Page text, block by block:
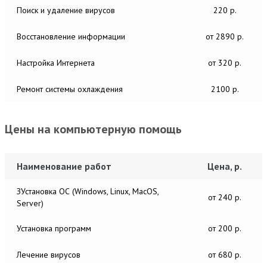
Поиск и удаление вирусов 220 р.
Восстановление информации от 2890 р.
Настройка Интернета от 320 р.
Ремонт системы охлаждения 2100 р.
Цены на компьютерную помощь
Наименование работ Цена, р.
ЗУстановка ОС (Windows, Linux, MacOS,
Server)
от 240 р.
Установка программ от 200 р.
Лечение вирусов от 680 р.